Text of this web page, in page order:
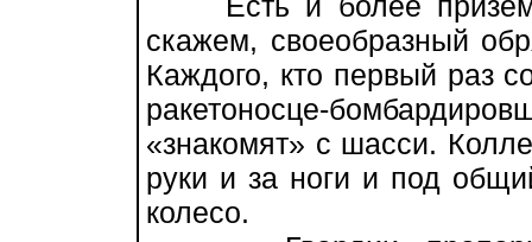
скажем, своеобразный
Каждого, кто первый раз
ракетоносце-
«знакомят» с шасси.
руки и за ноги и под
колесо.